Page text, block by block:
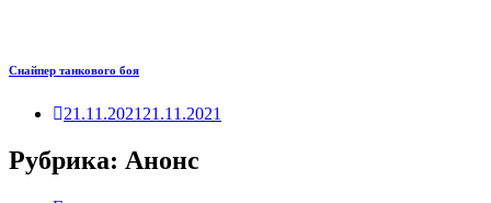
Снайпер танкового боя
21.11.2021 21.11.2021
Рубрика: Анонс